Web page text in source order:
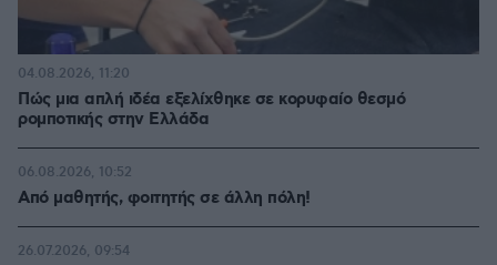
Πώς μια απλή ιδέα εξελίχθηκε σε κορυφαίο θεσμό
ρομποτικής στην Ελλάδα
04.08.2026, 11:20
Από μαθητής, φοιτητής σε άλλη πόλη!
06.08.2026, 10:52
26.07.2026, 09:54